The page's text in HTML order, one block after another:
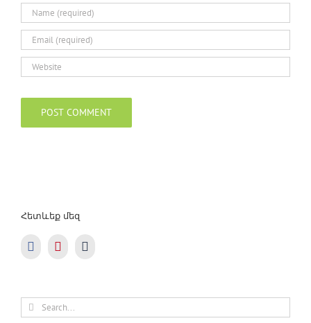
Հետևեք մեզ
Search
for: